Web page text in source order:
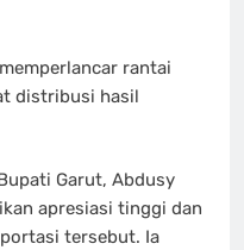
rantai
distribusi hasil
Garut, Abdusy
apresiasi tinggi dan
tersebut. Ia